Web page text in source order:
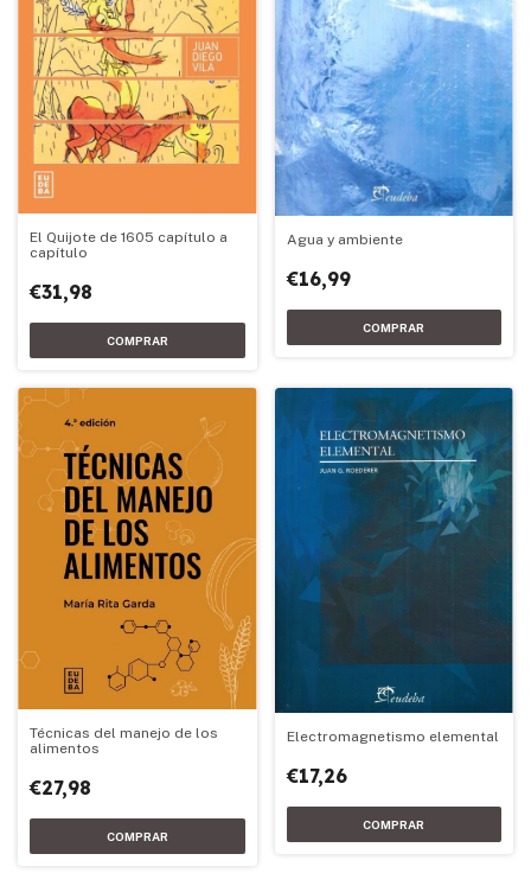
El Quijote de 1605 capítulo a
capítulo
€31,98
Agua y ambiente
€16,99
Técnicas del manejo de los
alimentos
€27,98
Electromagnetismo elemental
€17,26